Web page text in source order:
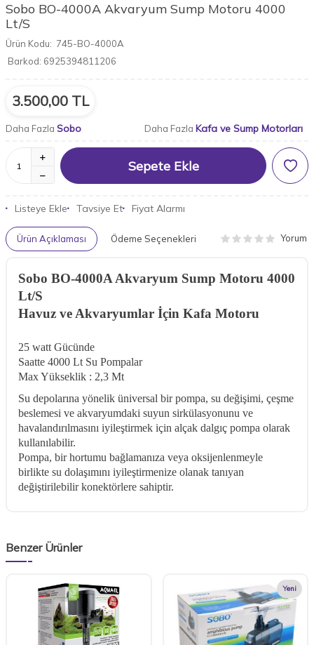
Sobo BO-4000A Akvaryum Sump Motoru 4000
Lt/S
Ürün Kodu: 745-BO-4000A
Barkod: 6925394811206
3.500,00 TL
Daha Fazla Sobo Daha Fazla Kafa ve Sump Motorları
Sepete Ekle
Listeye Ekle Tavsiye Et Fiyat Alarmı
Ürün Açıklaması Ödeme Seçenekleri Yorum
Sobo BO-4000A Akvaryum Sump Motoru 4000
Lt/S
Havuz ve Akvaryumlar İçin Kafa Motoru
25 watt Gücünde
Saatte 4000 Lt Su Pompalar
Max Yükseklik : 2,3 Mt
Su depolarına yönelik üniversal bir pompa, su değişimi, çeşme
beslemesi ve akvaryumdaki suyun sirkülasyonunu ve
havalandırılmasını iyileştirmek için alçak dalgıç pompa olarak
kullanılabilir.
Pompa, bir hortumu bağlamanıza veya oksijenlenmeyle
birlikte su dolaşımını iyileştirmenize olanak tanıyan
değiştirilebilir konektörlere sahiptir.
Benzer Ürünler
Yeni